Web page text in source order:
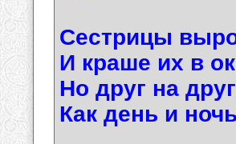
Сестрицы
И краше их в
Но друг на
Как день и